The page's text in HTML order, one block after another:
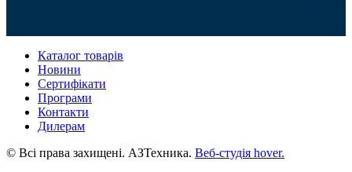
Каталог товарів
Новини
Сертифікати
Програми
Контакти
Дилерам
© Всі права захищені. АЗТехника. Веб-студія hover.